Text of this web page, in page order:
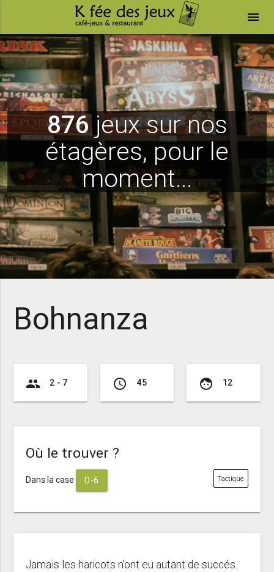
menu
876jeux sur nos
étagères, pour le
moment...
Bohnanza
group 2 - 7 access_time 45 face 12
Où le trouver ?
Dans la case D-6 Tactique
Jamais les haricots n'ont eu autant de succés.